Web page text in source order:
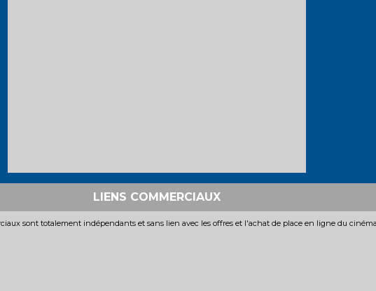
LIENS COMMERCIAUX
sont totalement indépendants et sans lien avec les offres et l'achat de place en ligne du